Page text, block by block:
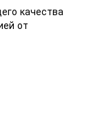
качества
от